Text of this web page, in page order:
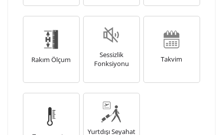
Rakım Ölçum
Sessizlik
Fonksiyonu
Takvim
Yurtdışı Seyahat